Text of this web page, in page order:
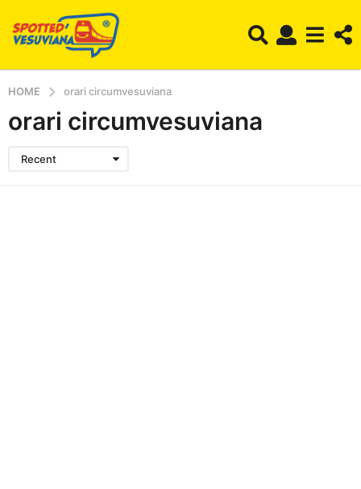
HOME orari circumvesuviana
orari circumvesuviana
Recent